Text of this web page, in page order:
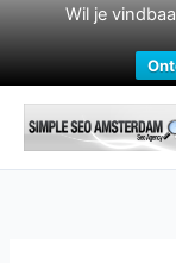
Wil je
naar